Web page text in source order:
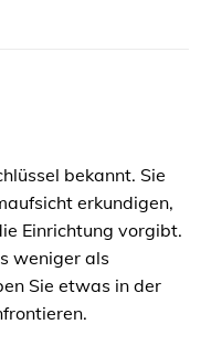
bekannt. Sie
erkundigen,
Einrichtung vorgibt.
weniger als
Sie etwas in der